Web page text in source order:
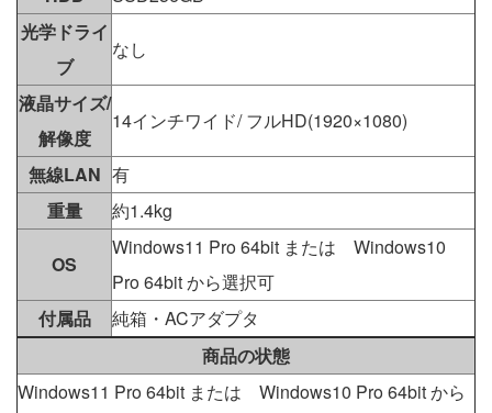
光学ドライ
ブ
なし
液晶サイズ/
解像度
14インチワイド/ フルHD(1920×1080)
無線LAN 有
重量
約1.4kg
OS
Windows11 Pro 64bit または Windows10
Pro 64bit から選択可
付属品
純箱・ACアダプタ
商品の状態
Windows11 Pro 64bit または Windows10 Pro 64bit から